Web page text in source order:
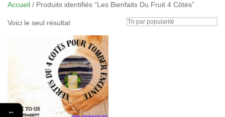
Accueil / Produits identifiés “Les Bienfaits Du Fruit 4 Côtés”
Voici le seul résultat
←